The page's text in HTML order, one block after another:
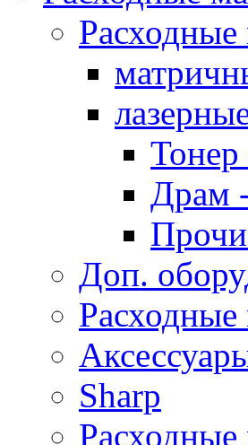
Драм
Доп.
Sharp